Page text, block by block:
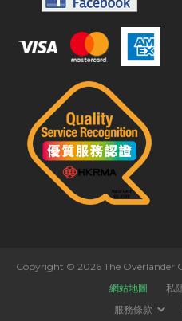
Copyright © 2026 The Overlander
網站地圖
私
服務條款